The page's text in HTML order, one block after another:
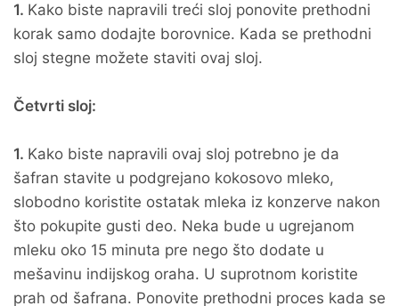
1. Kako biste napravili treći sloj ponovite prethodni
korak samo dodajte borovnice. Kada se prethodni
sloj stegne možete staviti ovaj sloj.
Četvrti sloj:
1. Kako biste napravili ovaj sloj potrebno je da
šafran stavite u podgrejano kokosovo mleko,
slobodno koristite ostatak mleka iz konzerve nakon
što pokupite gusti deo. Neka bude u ugrejanom
mleku oko 15 minuta pre nego što dodate u
mešavinu indijskog oraha. U suprotnom koristite
prah od šafrana. Ponovite prethodni proces kada se